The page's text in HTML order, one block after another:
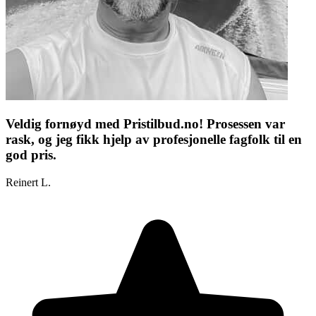
Veldig fornøyd med Pristilbud.no! Prosessen var
rask, og jeg fikk hjelp av profesjonelle fagfolk til en
god pris.
Reinert L.